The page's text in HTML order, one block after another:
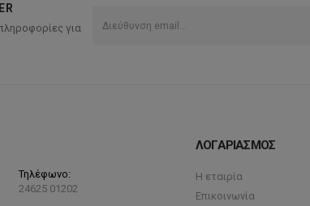
για
Τηλέφωνο:
24625 01202
ΛΟΓΑΡΙΑΣΜΟΣ
Η εταιρία
Επικοινωνία